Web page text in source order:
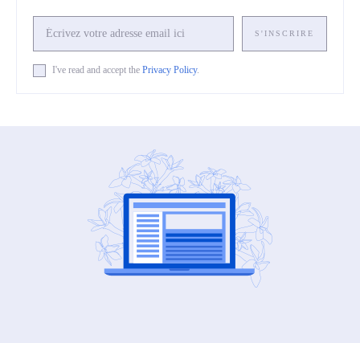
S'INSCRIRE
I've read and accept the Privacy Policy.